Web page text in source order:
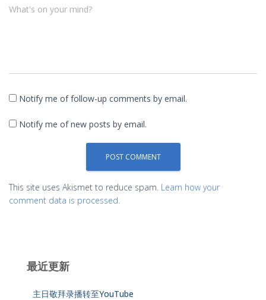
What's on your mind?
Notify me of follow-up comments by email.
Notify me of new posts by email.
This site uses Akismet to reduce spam. Learn how your
comment data is processed.
最近更新
主日敬拜录播转至YouTube